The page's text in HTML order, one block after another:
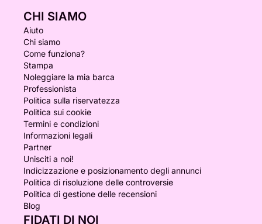
CHI SIAMO
Aiuto
Chi siamo
Come funziona?
Stampa
Noleggiare la mia barca
Professionista
Politica sulla riservatezza
Politica sui cookie
Termini e condizioni
Informazioni legali
Partner
Unisciti a noi!
Indicizzazione e posizionamento degli annunci
Politica di risoluzione delle controversie
Politica di gestione delle recensioni
Blog
FIDATI DI NOI